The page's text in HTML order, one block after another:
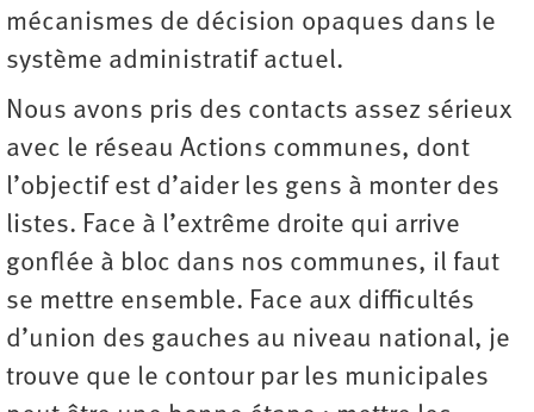
mécanismes de décision opaques dans le
système administratif actuel.
Nous avons pris des contacts assez sérieux
avec le réseau Actions communes, dont
l’objectif est d’aider les gens à monter des
listes. Face à l’extrême droite qui arrive
gonflée à bloc dans nos communes, il faut
se mettre ensemble. Face aux difficultés
d’union des gauches au niveau national, je
trouve que le contour par les municipales